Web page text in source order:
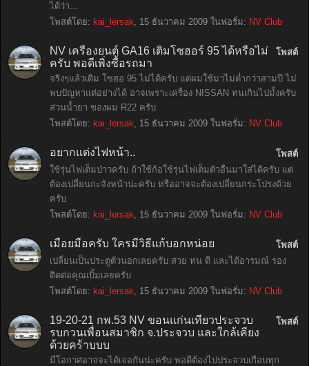
ได้ว่า...
โพสต์โดย: kai_lersak, 15 ธันวาคม 2009 ในฟอรั่ม: NV Club
โพสต์
NV เครื่องยนต์ GA16 เติมโซฮอร์ 95 ได้หรือไม่
ครับ พอดีเพิ่งซื้อรถมา
จริงๆแล้วเติม โซฮอ 95 ไม่ได้ครับ แต่ผมใช้มาไม่ต่ำกว่าสามปี ไม่
พบปัญหาแต่อย่างได้ อาจเพราะเครื่อง NISSAN ทนเกินไปมั้งครับ
ส่วนน้ำยา ของผม R22 ครับ
โพสต์โดย: kai_lersak, 15 ธันวาคม 2009 ในฟอรั่ม: NV Club
โพสต์
อยากแต่งไฟหน้า..
ใช้รุ่นไฟเต็มป่าวครับ ถ้าใช้ก้อใช้รุ่นไฟเต็มตัวอื่นมาใส่ได้ครับ แต่
ต้องเปลี่ยนกะจังหน้าน่ะครับ หรืออาจจะต้องเปลี่ยนกระโปรงด้วย
ครับ
โพสต์โดย: kai_lersak, 15 ธันวาคม 2009 ในฟอรั่ม: NV Club
โพสต์
เมื่อยมือครับ ใครมีวิธีแก้บอกหน่อย
เปลี่ยนเป็นประตูตัวนอกเลยครับ สวย ทน ดี และได้อารมณ์ รอง
ติดต่อคุณเบิ้มเลยครับ
โพสต์โดย: kai_lersak, 15 ธันวาคม 2009 ในฟอรั่ม: NV Club
โพสต์
19-20-21 กพ.53 NV ขอนแก่นเที่ยวประจวบ
รบกวนเพื่อนสมาชิก จ.ประจวบ และใกล้เคียง
ด้วยคร้าบบบ
มีโอกาศอาจจะได้เจอกันน่ะครับ พอดีต้องไปประจวบเกือบทุก